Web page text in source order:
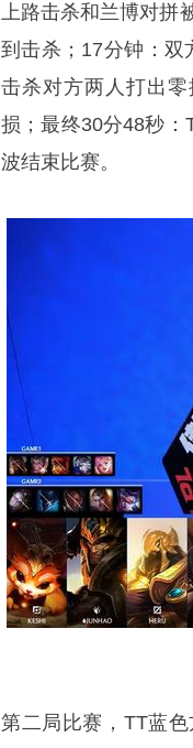
上路击杀和兰博对拼
到击杀；17分钟：双
击杀对方两人打出
损；最终30分48秒：
波结束比赛。
第二局比赛，TT蓝